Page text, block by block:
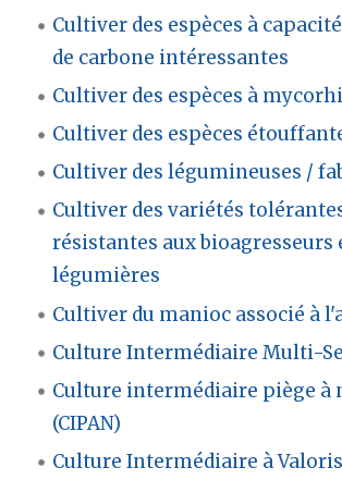
Cultiver des espèces à
de carbone intéressantes
Cultiver des espèces à
Cultiver des espèces
Cultiver des légumineuses /
Cultiver des variétés
résistantes aux bioagresseurs
légumières
Cultiver du manioc associé à
Culture Intermédiaire Multi-
Culture intermédiaire piège à
(CIPAN)
Culture Intermédiaire à